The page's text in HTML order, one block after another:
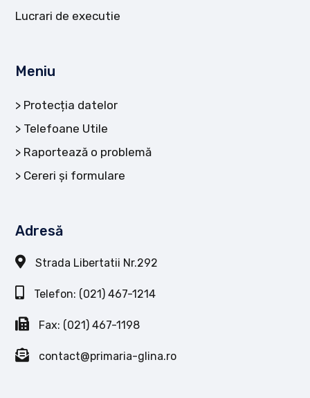
Lucrari de executie
Meniu
Protecția datelor
Telefoane Utile
Raportează o problemă
Cereri și formulare
Adresă
Strada Libertatii Nr.292
Telefon: (021) 467-1214
Fax: (021) 467-1198
contact@primaria-glina.ro